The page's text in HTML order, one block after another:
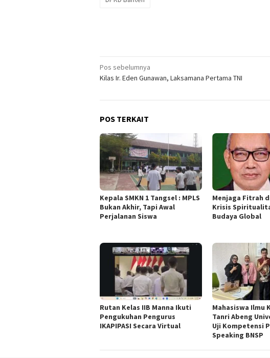
Navigasi
pos
Pos sebelumnya
Kilas Ir. Eden Gunawan, Laksamana Pertama TNI
POS TERKAIT
Kepala SMKN 1 Tangsel : MPLS
Bukan Akhir, Tapi Awal
Perjalanan Siswa
Menjaga Fitrah
Krisis
Budaya Global
Rutan Kelas IIB Manna Ikuti
Pengukuhan Pengurus
IKAPIPASI Secara Virtual
Mahasiswa Ilmu
Tanri Abeng
Uji Kompetensi
Speaking BNSP